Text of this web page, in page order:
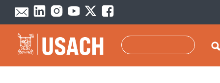
Pasar al contenido principal